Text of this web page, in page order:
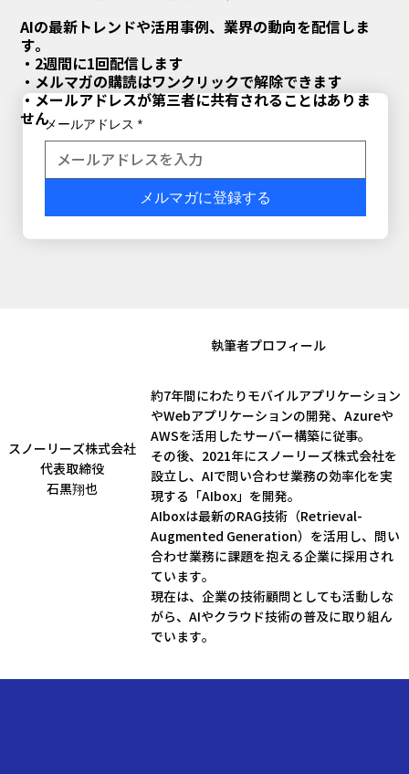
メールアドレス *
メルマガに登録する
AIの最新トレンドや活用事例、業界の動向を配信しま
す。
・2週間に1回配信します
・メルマガの購読はワンクリックで解除できます
・メールアドレスが第三者に共有されることはありま
せん
スノーリーズ株式会社​
代表取締役
石黒翔也
​執筆者プロフィール
約7年間にわたりモバイルアプリケーション
やWebアプリケーションの開発、Azureや
AWSを活用したサーバー構築に従事。
その後、2021年にスノーリーズ株式会社を
設立し、AIで問い合わせ業務の効率化を実
現する「AIbox」を開発。
AIboxは最新のRAG技術（Retrieval-
Augmented Generation）を活用し、問い
合わせ業務に課題を抱える企業に採用され
ています。
現在は、企業の技術顧問としても活動しな
がら、AIやクラウド技術の普及に取り組ん
でいます。